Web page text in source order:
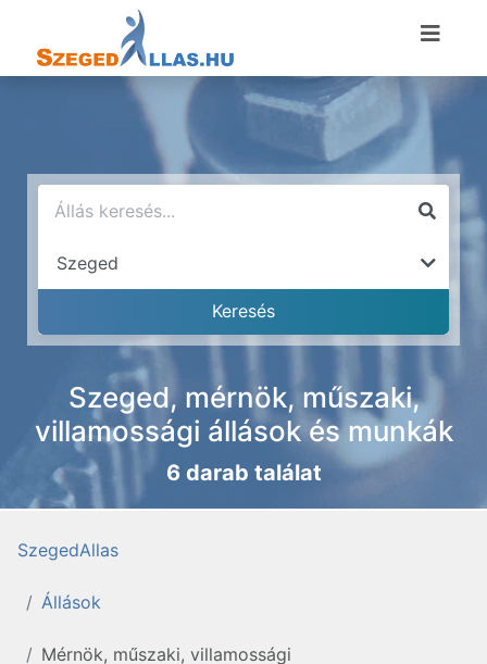
Szeged, mérnök, műszaki,
villamossági állások és munkák
6 darab találat
SzegedAllas
Állások
Mérnök, műszaki, villamossági